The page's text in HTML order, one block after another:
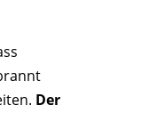
Der